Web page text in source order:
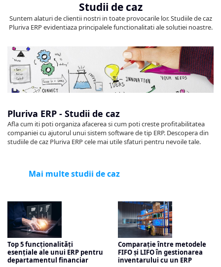
Studii de caz
Suntem alaturi de clientii nostri in toate provocarile lor. Studiile de caz
Pluriva ERP evidentiaza principalele functionalitati ale solutiei noastre.
Pluriva ERP - Studii de caz
Afla cum iti poti organiza afacerea si cum poti creste profitabilitatea
companiei cu ajutorul unui sistem software de tip ERP. Descopera din
studiile de caz Pluriva ERP cele mai utile sfaturi pentru nevoile tale.
Mai multe studii de caz
Top 5 funcționalități
esențiale ale unui ERP pentru
departamentul financiar
Comparație între metodele
FIFO și LIFO în gestionarea
inventarului cu un ERP